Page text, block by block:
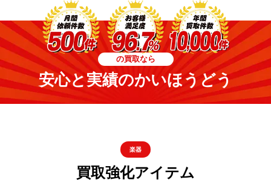
の買取なら
安心と実績のかいほうどう
楽器
買取強化アイテム